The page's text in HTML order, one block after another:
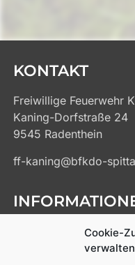
Cookie-
verwalten
KONTAKT
Freiwillige Feuerwehr
Kaning-Dorfstraße 24
9545 Radenthein
ff-kaning@bfkdo-